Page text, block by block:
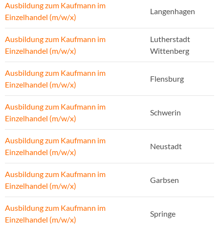
Ausbildung zum Kaufmann im
Einzelhandel (m/w/x)
Langenhagen
Ausbildung zum Kaufmann im
Einzelhandel (m/w/x)
Lutherstadt
Wittenberg
Ausbildung zum Kaufmann im
Einzelhandel (m/w/x)
Flensburg
Ausbildung zum Kaufmann im
Einzelhandel (m/w/x)
Schwerin
Ausbildung zum Kaufmann im
Einzelhandel (m/w/x)
Neustadt
Ausbildung zum Kaufmann im
Einzelhandel (m/w/x)
Garbsen
Ausbildung zum Kaufmann im
Einzelhandel (m/w/x)
Springe